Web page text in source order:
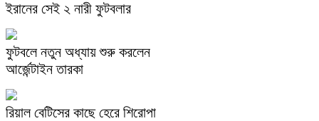
ইরানের সেই ২ নারী ফুটবলার
ফুটবলে নতুন অধ্যায় শুরু করলেন
আর্জেন্টাইন তারকা
রিয়াল বেটিসের কাছে হেরে শিরোপা